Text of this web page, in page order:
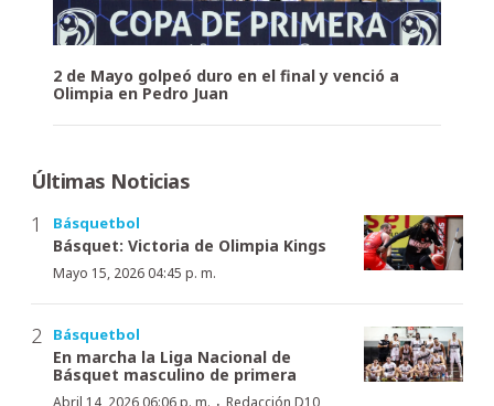
2 de Mayo golpeó duro en el final y venció a
Olimpia en Pedro Juan
Últimas Noticias
Básquetbol
Básquet: Victoria de Olimpia Kings
Mayo 15, 2026 04:45 p. m.
Básquetbol
En marcha la Liga Nacional de
Básquet masculino de primera
Abril 14, 2026 06:06 p. m. Redacción D10